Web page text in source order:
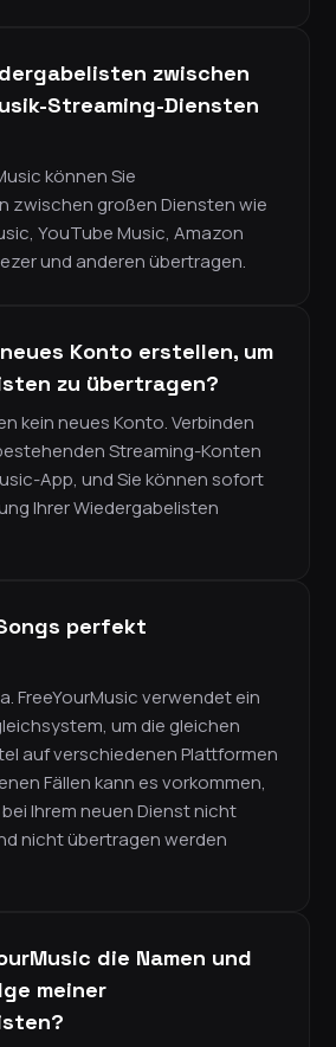
zwischen
Streaming-Diensten
können Sie
zwischen großen Diensten wie
YouTube Music, Amazon
und anderen übertragen.
Konto erstellen, um
zu übertragen?
kein neues Konto. Verbinden
Streaming-Konten
App, und Sie können sofort
Ihrer Wiedergabelisten
perfekt
FreeYourMusic verwendet ein
um die gleichen
auf verschiedenen Plattformen
Fällen kann es vorkommen,
Ihrem neuen Dienst nicht
nicht übertragen werden
die Namen und
meiner